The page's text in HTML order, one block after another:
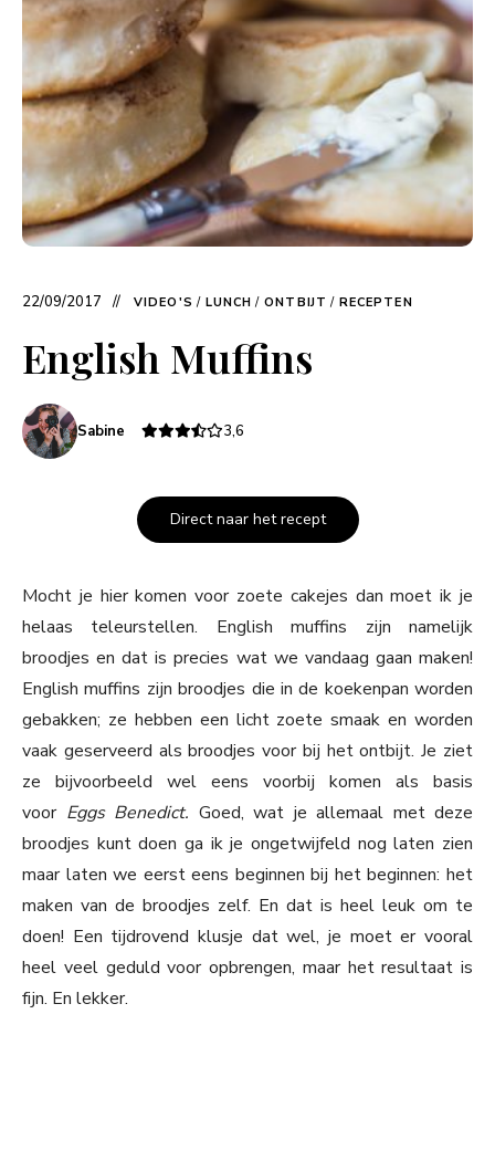
22/09/2017 VIDEO'S / LUNCH / ONTBIJT / RECEPTEN
English Muffins
Sabine 3,6
Direct naar het recept
Mocht je hier komen voor zoete cakejes dan moet ik je
helaas teleurstellen. English muffins zijn namelijk
broodjes en dat is precies wat we vandaag gaan maken!
English muffins zijn broodjes die in de koekenpan worden
gebakken; ze hebben een licht zoete smaak en worden
vaak geserveerd als broodjes voor bij het ontbijt. Je ziet
ze bijvoorbeeld wel eens voorbij komen als basis
voor Eggs Benedict. Goed, wat je allemaal met deze
broodjes kunt doen ga ik je ongetwijfeld nog laten zien
maar laten we eerst eens beginnen bij het beginnen: het
maken van de broodjes zelf. En dat is heel leuk om te
doen! Een tijdrovend klusje dat wel, je moet er vooral
heel veel geduld voor opbrengen, maar het resultaat is
fijn. En lekker.